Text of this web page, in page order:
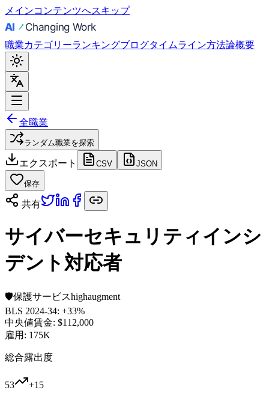
メインコンテンツへスキップ
職業カテゴリーランキングブログタイムライン方法論概要
全職業
ランダム職業を探索
エクスポート CSV JSON
保存
共有
サイバーセキュリティインシ
デント対応者
🛡️保護サービスhighaugment
BLS 2024-34: +33%
中央値賃金: $112,000
雇用: 175K
総合露出度
53 +15